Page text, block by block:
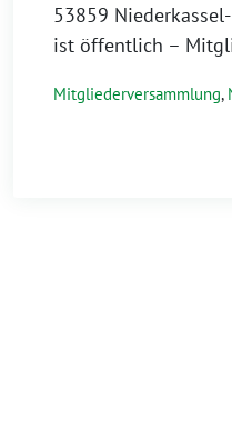
53859
ist öffentlich –
Mitgliederversammlung,